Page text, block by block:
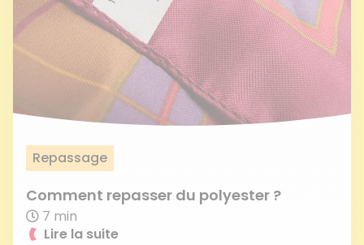
Repassage
Comment repasser du polyester ?
7 min
Lire la suite